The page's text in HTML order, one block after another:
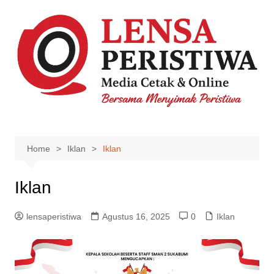
content
Home Iklan Iklan
Iklan
lensaperistiwa Agustus 16, 2025 0 Iklan